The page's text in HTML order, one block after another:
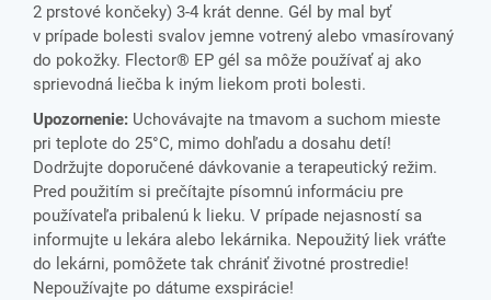
2 prstové končeky) 3-4 krát denne. Gél by mal byť
v prípade bolesti svalov jemne votrený alebo vmasírovaný
do pokožky. Flector® EP gél sa môže používať aj ako
sprievodná liečba k iným liekom proti bolesti.
Upozornenie: Uchovávajte na tmavom a suchom mieste
pri teplote do 25°C, mimo dohľadu a dosahu detí!
Dodržujte doporučené dávkovanie a terapeutický režim.
Pred použitím si prečítajte písomnú informáciu pre
používateľa pribalenú k lieku. V prípade nejasností sa
informujte u lekára alebo lekárnika. Nepoužitý liek vráťte
do lekárni, pomôžete tak chrániť životné prostredie!
Nepoužívajte po dátume exspirácie!